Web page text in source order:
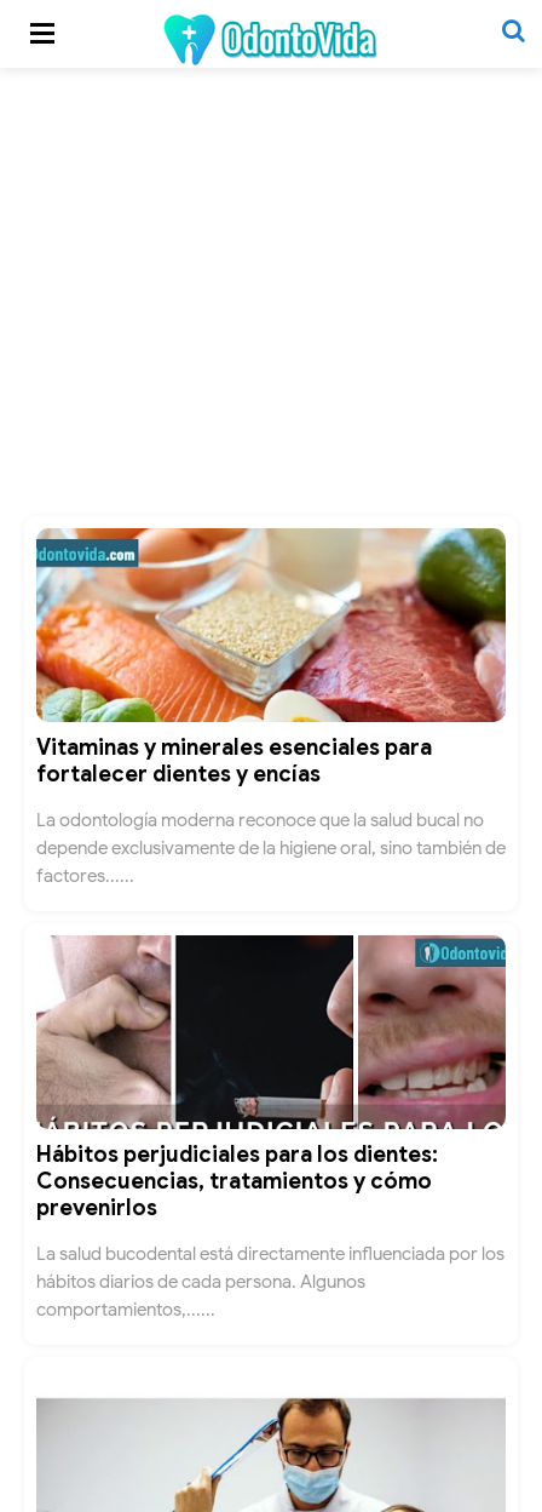
Vitaminas y minerales esenciales para
fortalecer dientes y encías
La odontología moderna reconoce que la salud bucal no
depende exclusivamente de la higiene oral, sino también de
factores......
Hábitos perjudiciales para los dientes:
Consecuencias, tratamientos y cómo
prevenirlos
La salud bucodental está directamente influenciada por los
hábitos diarios de cada persona. Algunos
comportamientos,......